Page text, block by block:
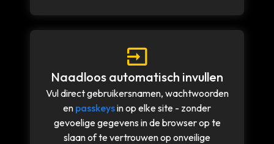
Naadloos automatisch invullen
Vul direct gebruikersnamen, wachtwoorden
en passkeysin op elke site - zonder
gevoelige gegevens in de browser op te
slaan of te vertrouwen op onveilige